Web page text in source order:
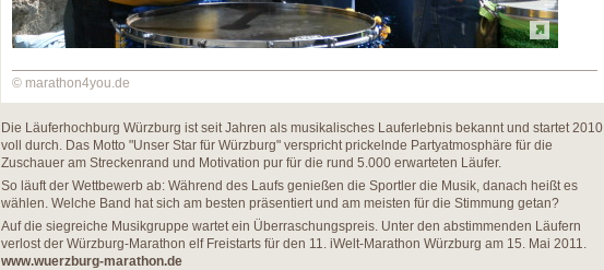
© marathon4you.de
Die Läuferhochburg Würzburg ist seit Jahren als musikalisches Lauferlebnis bekannt und startet 2010
voll durch. Das Motto "Unser Star für Würzburg" verspricht prickelnde Partyatmosphäre für die
Zuschauer am Streckenrand und Motivation pur für die rund 5.000 erwarteten Läufer.
So läuft der Wettbewerb ab: Während des Laufs genießen die Sportler die Musik, danach heißt es
wählen. Welche Band hat sich am besten präsentiert und am meisten für die Stimmung getan?
Auf die siegreiche Musikgruppe wartet ein Überraschungspreis. Unter den abstimmenden Läufern
verlost der Würzburg-Marathon elf Freistarts für den 11. iWelt-Marathon Würzburg am 15. Mai 2011.
www.wuerzburg-marathon.de